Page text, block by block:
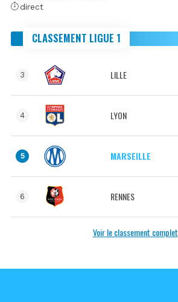
direct
CLASSEMENT LIGUE 1
3 LILLE
4 LYON
5 MARSEILLE
6 RENNES
Voir le classement complet